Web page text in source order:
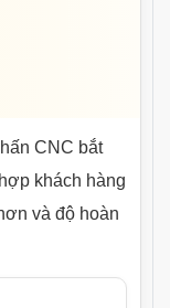
CNC bắt
khách hàng
và độ hoàn